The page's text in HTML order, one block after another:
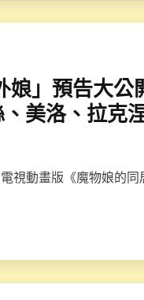
娘」預告大公
美洛、拉克
視動畫版《魔物娘的同